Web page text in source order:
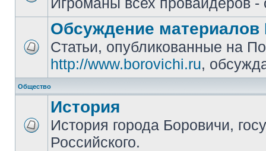
Обсуждение материалов
Статьи, опубликованные на
http://www.borovichi.ru,
Общество
История
История города Боровичи,
Российского.